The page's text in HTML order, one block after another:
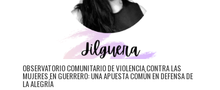
OBSERVATORIO COMUNITARIO DE VIOLENCIA CONTRA LAS
MUJERES EN GUERRERO: UNA APUESTA COMÚN EN DEFENSA DE
LA ALEGRÍA